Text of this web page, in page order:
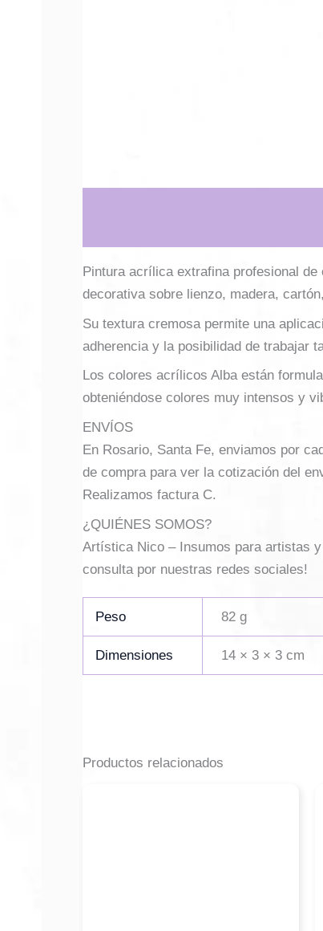
Pintura acrílica extrafina profesional
decorativa sobre lienzo, madera,
Su textura cremosa permite una
adherencia y la posibilidad de trabajar
Los colores acrílicos Alba están
obteniéndose colores muy intensos y
ENVÍOS
En Rosario, Santa Fe, enviamos por
de compra para ver la cotización del
Realizamos factura C.
¿QUIÉNES SOMOS?
Artística Nico – Insumos para artistas
consulta por nuestras redes sociales!
Peso 82 g
Dimensiones 14 × 3 × 3 cm
Productos relacionados